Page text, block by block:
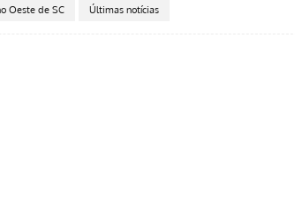
Oeste de SC Últimas notícias